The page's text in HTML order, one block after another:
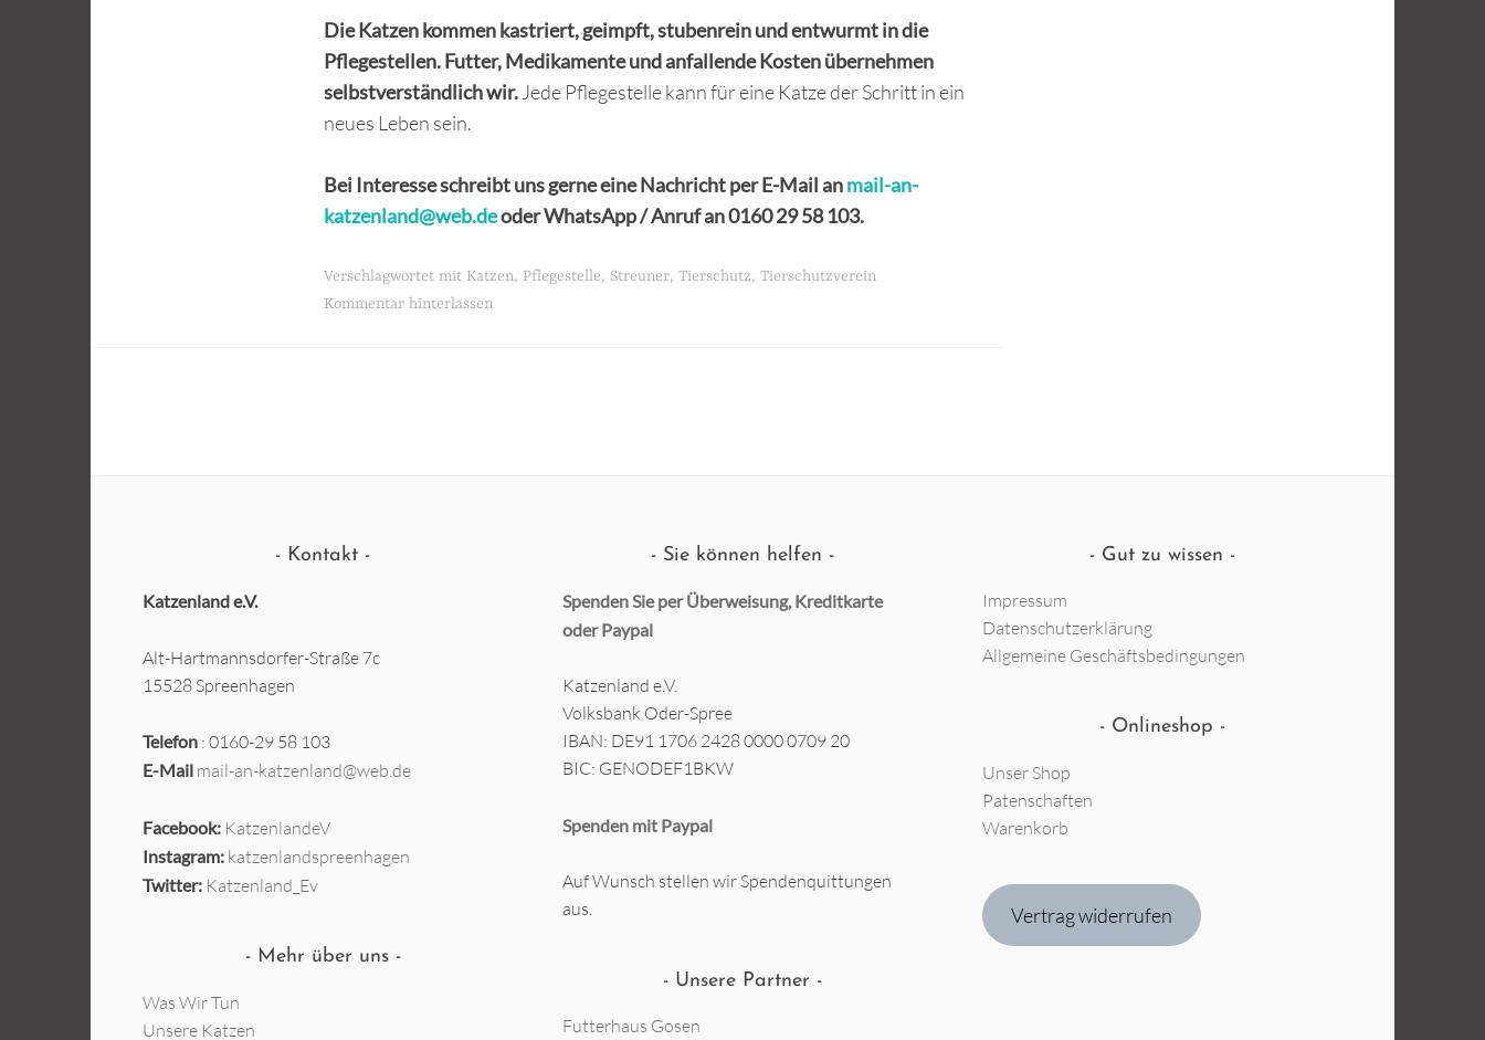
Die Katzen kommen kastriert, geimpft, stubenrein und entwurmt in die
Pflegestellen. Futter, Medikamente und anfallende Kosten übernehmen
selbstverständlich wir. Jede Pflegestelle kann für eine Katze der Schritt in ein
neues Leben sein.
Bei Interesse schreibt uns gerne eine Nachricht per E-Mail anmail-an-
katzenland@web.deoder WhatsApp / Anruf an 0160 29 58 103.
Verschlagwortet mit Katzen, Pflegestelle, Streuner, Tierschutz, Tierschutzverein
Kommentar hinterlassen
Kontakt
Katzenland e.V.
Alt-Hartmannsdorfer-Straße 7c
15528 Spreenhagen
Telefon : 0160-29 58 103
E-Mail mail-an-katzenland@web.de
Facebook: KatzenlandeV
Instagram: katzenlandspreenhagen
Twitter: Katzenland_Ev
Mehr über uns
Was Wir Tun
Unsere Katzen
Sie können helfen
Spenden Sie per Überweisung, Kreditkarte
oderPaypal
Katzenland e.V.
Volksbank Oder-Spree
IBAN: DE91 1706 2428 0000 0709 20
BIC: GENODEF1BKW
Spenden mit Paypal
Auf Wunsch stellen wir Spendenquittungen
aus.
Unsere Partner
Futterhaus Gosen
Gut zu wissen
Impressum
Datenschutzerklärung
Allgemeine Geschäftsbedingungen
Onlineshop
Unser Shop
Patenschaften
Warenkorb
Vertrag widerrufen